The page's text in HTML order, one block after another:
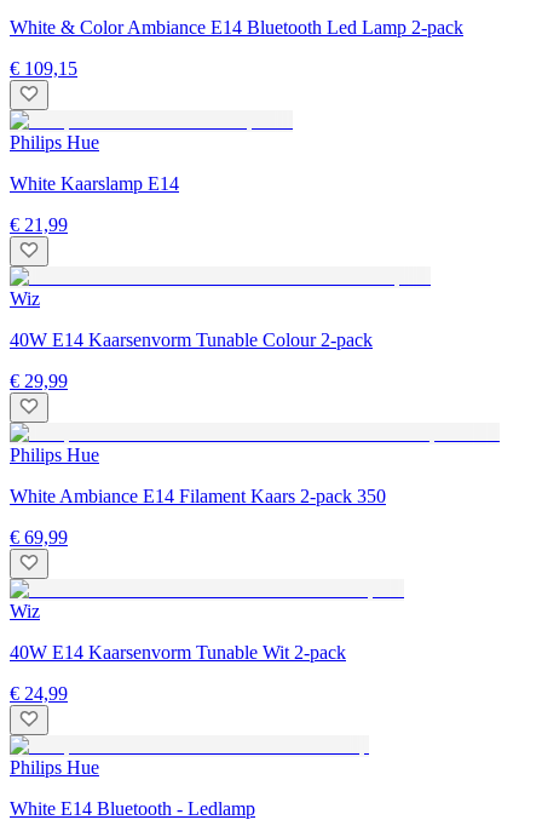
White & Color Ambiance E14 Bluetooth Led Lamp 2-pack
€ 109,15
Philips Hue
White Kaarslamp E14
€ 21,99
Wiz
40W E14 Kaarsenvorm Tunable Colour 2-pack
€ 29,99
Philips Hue
White Ambiance E14 Filament Kaars 2-pack 350
€ 69,99
Wiz
40W E14 Kaarsenvorm Tunable Wit 2-pack
€ 24,99
Philips Hue
White E14 Bluetooth - Ledlamp